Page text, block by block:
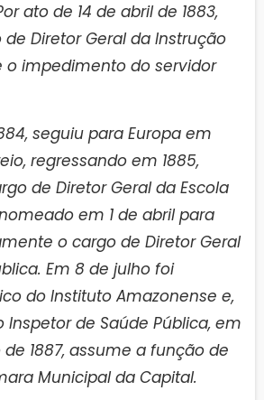
ato de 14 de abril de 1883,
Diretor Geral da Instrução
o impedimento do servidor
seguiu para Europa em
regressando em 1885,
de Diretor Geral da Escola
em 1 de abril para
o cargo de Diretor Geral
Em 8 de julho foi
do Instituto Amazonense e,
de Saúde Pública, em
1887, assume a função de
Municipal da Capital.